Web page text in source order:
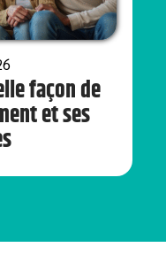
façon de
et ses